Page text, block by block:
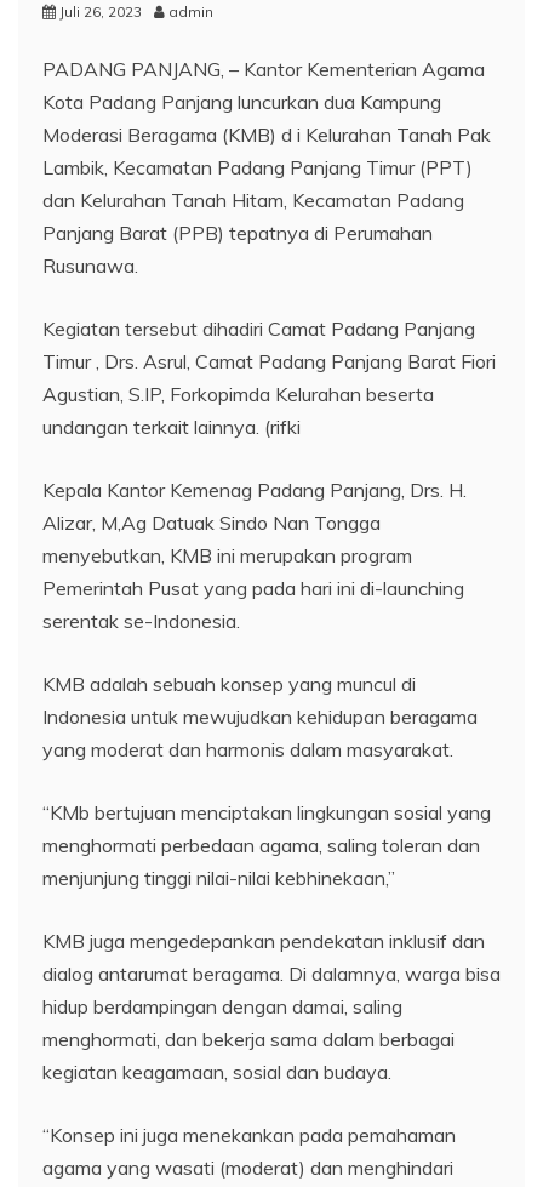
Juli 26, 2023 admin
PADANG PANJANG, – Kantor Kementerian Agama
Kota Padang Panjang luncurkan dua Kampung
Moderasi Beragama (KMB) d i Kelurahan Tanah Pak
Lambik, Kecamatan Padang Panjang Timur (PPT)
dan Kelurahan Tanah Hitam, Kecamatan Padang
Panjang Barat (PPB) tepatnya di Perumahan
Rusunawa.
Kegiatan tersebut dihadiri Camat Padang Panjang
Timur , Drs. Asrul, Camat Padang Panjang Barat Fiori
Agustian, S.IP, Forkopimda Kelurahan beserta
undangan terkait lainnya. (rifki
Kepala Kantor Kemenag Padang Panjang, Drs. H.
Alizar, M,Ag Datuak Sindo Nan Tongga
menyebutkan, KMB ini merupakan program
Pemerintah Pusat yang pada hari ini di-launching
serentak se-Indonesia.
KMB adalah sebuah konsep yang muncul di
Indonesia untuk mewujudkan kehidupan beragama
yang moderat dan harmonis dalam masyarakat.
“KMb bertujuan menciptakan lingkungan sosial yang
menghormati perbedaan agama, saling toleran dan
menjunjung tinggi nilai-nilai kebhinekaan,”
KMB juga mengedepankan pendekatan inklusif dan
dialog antarumat beragama. Di dalamnya, warga bisa
hidup berdampingan dengan damai, saling
menghormati, dan bekerja sama dalam berbagai
kegiatan keagamaan, sosial dan budaya.
“Konsep ini juga menekankan pada pemahaman
agama yang wasati (moderat) dan menghindari